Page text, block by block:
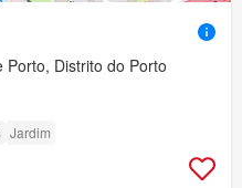
Distrito do Porto
Jardim